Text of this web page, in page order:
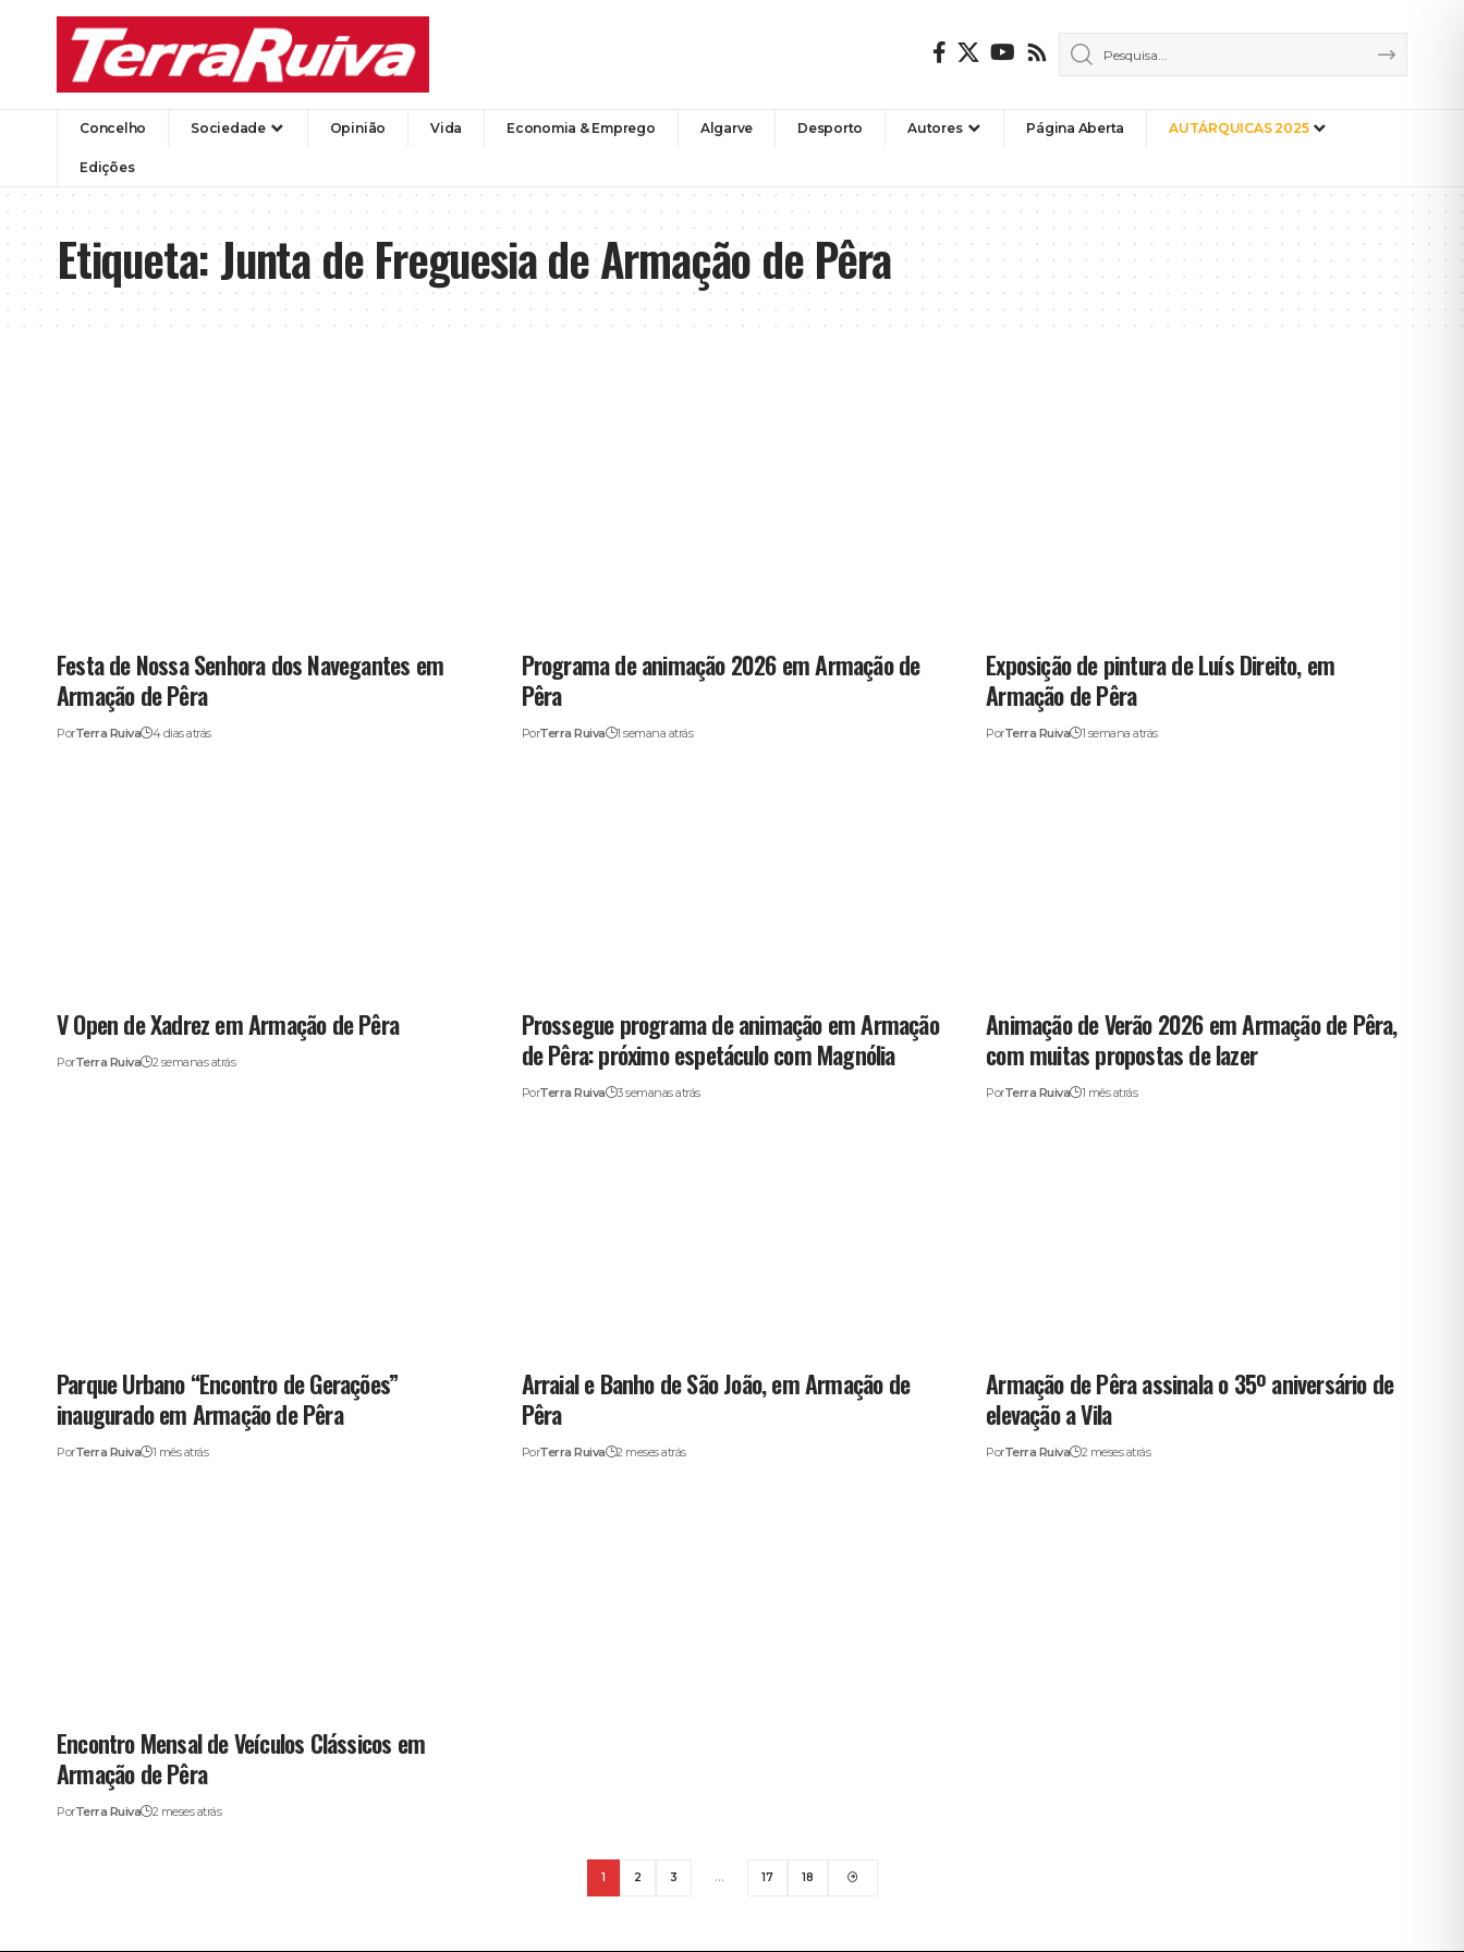
Concelho Sociedade Opinião Vida Economia & Emprego Algarve Desporto Autores Página Aberta AUTÁRQUICAS 2025
Edições
Etiqueta:Junta de Freguesia de Armação de Pêra
Festa de Nossa Senhora dos Navegantes em
Armação de Pêra
PorTerra Ruiva 4 dias atrás
Programa de animação 2026 em Armação de
Pêra
PorTerra Ruiva 1 semana atrás
Exposição de pintura de Luís Direito, em
Armação de Pêra
PorTerra Ruiva 1 semana atrás
V Open de Xadrez em Armação de Pêra
PorTerra Ruiva 2 semanas atrás
Prossegue programa de animação em Armação
de Pêra: próximo espetáculo com Magnólia
PorTerra Ruiva 3 semanas atrás
Animação de Verão 2026 em Armação de Pêra,
com muitas propostas de lazer
PorTerra Ruiva 1 mês atrás
Parque Urbano “Encontro de Gerações”
inaugurado em Armação de Pêra
PorTerra Ruiva 1 mês atrás
Arraial e Banho de São João, em Armação de
Pêra
PorTerra Ruiva 2 meses atrás
Armação de Pêra assinala o 35º aniversário de
elevação a Vila
PorTerra Ruiva 2 meses atrás
Encontro Mensal de Veículos Clássicos em
Armação de Pêra
PorTerra Ruiva 2 meses atrás
1 2 3 … 17 18